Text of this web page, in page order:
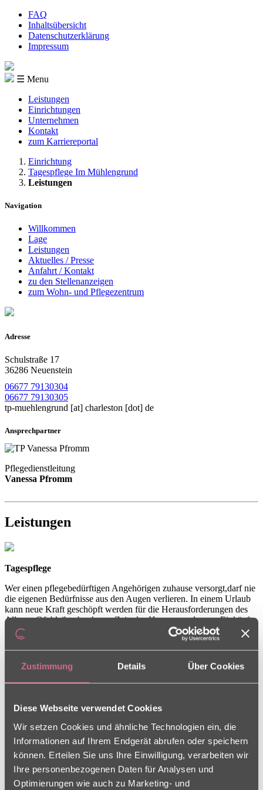
Zustimmung Details Über Cookies
Diese Webseite verwendet Cookies
Wir setzen Cookies und ähnliche Technologien ein, die
Informationen auf Ihrem Endgerät abrufen oder speichern
können. Erteilen Sie uns Ihre Einwilligung, verarbeiten wir
Ihre personenbezogenen Daten für Analysen und
Optimierungen wie auch zu Marketing- und
FAQ
Inhaltsübersicht
Datenschutzerklärung
Impressum
☰ Menu
Leistungen
Einrichtungen
Unternehmen
Kontakt
zum Karriereportal
Einrichtung
Tagespflege Im Mühlengrund
Leistungen
Navigation
Willkommen
Lage
Leistungen
Aktuelles / Presse
Anfahrt / Kontakt
zu den Stellenanzeigen
zum Wohn- und Pflegezentrum
Adresse
Schulstraße 17
36286 Neuenstein
06677 79130304
06677 79130305
tp-muehlengrund [at] charleston [dot] de
Ansprechpartner
Pflegedienstleitung
Vanessa Pfromm
Leistungen
Tagespflege
Wer einen pflegebedürftigen Angehörigen zuhause versorgt,darf nie
die eigenen Bedürfnisse aus den Augen verlieren. In einem Urlaub
kann neue Kraft geschöpft werden für die Herausforderungen des
Alltags. Oft bleibt aber kaum Zeit, das Haus zu verlassen, Einkäufe
zu erledigen oder an schulischen Veranstaltungen teilzunehmen. In
all diesen Situationen möchten wir pflegende Angehörige durch
unsere Tagespflegeangebote unterstützen.
Wir nehmen für einen vorübergehenden Zeitraum auch
schwerstpflegebedürftige Menschen in unseren Wohn- und
In unseren Wohnbereichen sind spezielle Pflegeplätze für Kurzzeit-
oder Verhinderungspflege eingerichtet. Einzüge sind bei dringendem
Bedarf auch kurzfristig und am Wochenende möglich, sofern ein
Kurzzeitpflege
Wenn ein pflegender Angehöriger durch Krankheit oder
Krankenhausaufenthalte ausfällt, ist die Not oft groß. Schließlich